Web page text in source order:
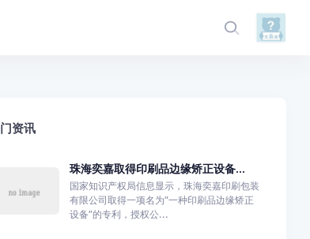
资讯
珠海奕嘉取得印刷品边缘矫正设备...
国家知识产权局信息显示，珠海奕嘉印刷包装
有限公司取得一项名为“一种印刷品边缘矫正
设备”的专利，授权公...